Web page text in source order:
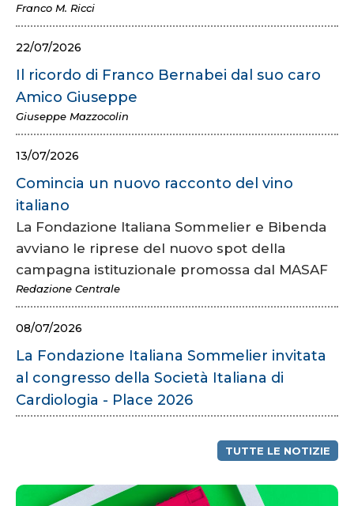
Franco M. Ricci
22/07/2026
Il ricordo di Franco Bernabei dal suo caro
Amico Giuseppe
Giuseppe Mazzocolin
13/07/2026
Comincia un nuovo racconto del vino
italiano
La Fondazione Italiana Sommelier e Bibenda
avviano le riprese del nuovo spot della
campagna istituzionale promossa dal MASAF
Redazione Centrale
08/07/2026
La Fondazione Italiana Sommelier invitata
al congresso della Società Italiana di
Cardiologia - Place 2026
TUTTE LE NOTIZIE